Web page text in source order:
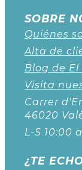
SOBRE
Quiénes
Alta de
Blog de
Visita
Carrer
46020
L-S 10:00
¿TE